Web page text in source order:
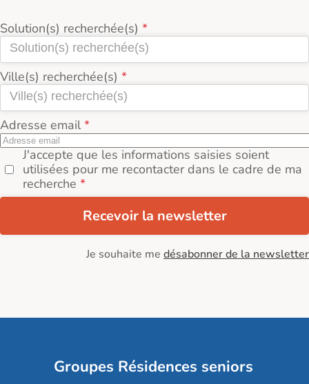
Solution(s) recherchée(s)
Ville(s) recherchée(s)
Adresse email
J'accepte que les informations saisies soient
utilisées pour me recontacter dans le cadre de ma
recherche
Recevoir la newsletter
Je souhaite me désabonner de la newsletter
Groupes Résidences seniors